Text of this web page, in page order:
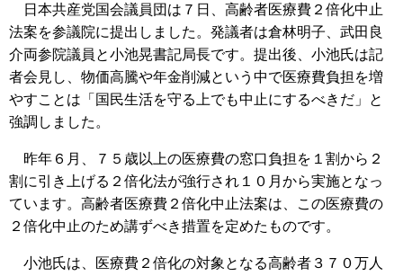
日本共産党国会議員団は７日、高齢者医療費２倍化中止
法案を参議院に提出しました。発議者は倉林明子、武田良
介両参院議員と小池晃書記局長です。提出後、小池氏は記
者会見し、物価高騰や年金削減という中で医療費負担を増
やすことは「国民生活を守る上でも中止にするべきだ」と
強調しました。
昨年６月、７５歳以上の医療費の窓口負担を１割から２
割に引き上げる２倍化法が強行され１０月から実施となっ
ています。高齢者医療費２倍化中止法案は、この医療費の
２倍化中止のため講ずべき措置を定めたものです。
小池氏は、医療費２倍化の対象となる高齢者３７０万人